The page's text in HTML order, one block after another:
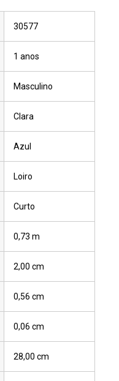
30577
1 anos
Masculino
Clara
Azul
Loiro
Curto
0,73 m
2,00 cm
0,56 cm
0,06 cm
28,00 cm